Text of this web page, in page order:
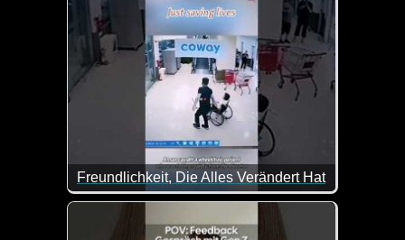
Freundlichkeit, Die Alles Verändert Hat